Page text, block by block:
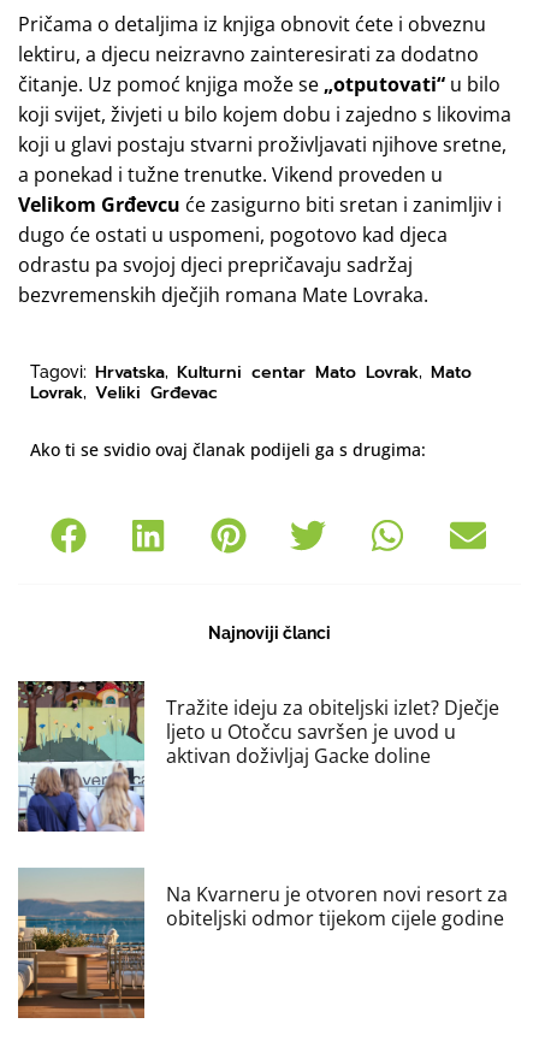
Pričama o detaljima iz knjiga obnovit ćete i obveznu
lektiru, a djecu neizravno zainteresirati za dodatno
čitanje. Uz pomoć knjiga može se „otputovati“ u bilo
koji svijet, živjeti u bilo kojem dobu i zajedno s likovima
koji u glavi postaju stvarni proživljavati njihove sretne,
a ponekad i tužne trenutke. Vikend proveden u
Velikom Grđevcu će zasigurno biti sretan i zanimljiv i
dugo će ostati u uspomeni, pogotovo kad djeca
odrastu pa svojoj djeci prepričavaju sadržaj
bezvremenskih dječjih romana Mate Lovraka.
Tagovi: Hrvatska, Kulturni centar Mato Lovrak, Mato
Lovrak, Veliki Grđevac
Ako ti se svidio ovaj članak podijeli ga s drugima:
Najnoviji članci
Tražite ideju za obiteljski izlet? Dječje
ljeto u Otočcu savršen je uvod u
aktivan doživljaj Gacke doline
Na Kvarneru je otvoren novi resort za
obiteljski odmor tijekom cijele godine